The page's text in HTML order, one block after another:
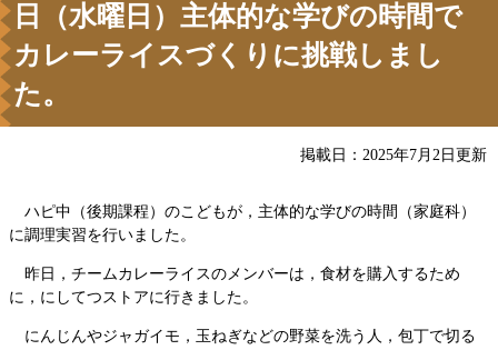
日（水曜日）主体的な学びの時間で
カレーライスづくりに挑戦しまし
た。
掲載日：2025年7月2日更新
ハピ中（後期課程）のこどもが，主体的な学びの時間（家庭科）
に調理実習を行いました。
昨日，チームカレーライスのメンバーは，食材を購入するため
に，にしてつストアに行きました。
にんじんやジャガイモ，玉ねぎなどの野菜を洗う人，包丁で切る